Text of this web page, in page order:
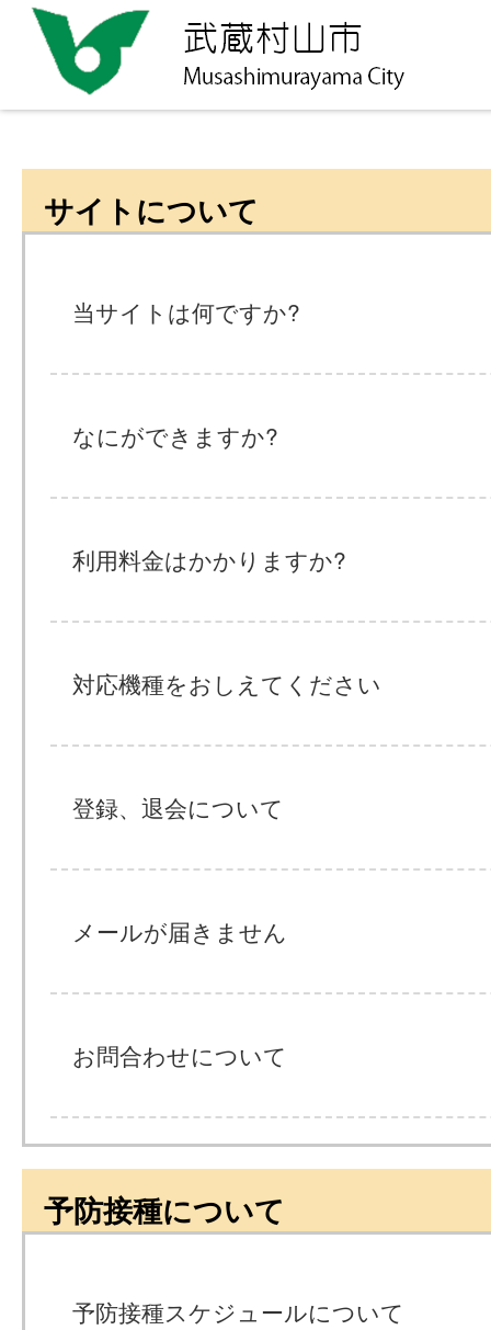
サイトについて
当サイトは何ですか?
なにができますか?
利用料金はかかりますか?
対応機種をおしえてください
登録、退会について
メールが届きません
お問合わせについて
予防接種について
予防接種スケジュールについて